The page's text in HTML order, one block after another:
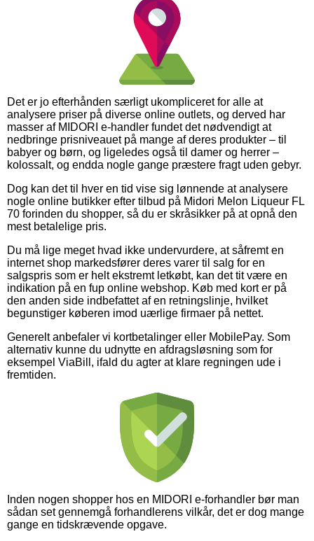
Det er jo efterhånden særligt ukompliceret for alle at
analysere priser på diverse online outlets, og derved har
masser af MIDORI e-handler fundet det nødvendigt at
nedbringe prisniveauet på mange af deres produkter – til
babyer og børn, og ligeledes også til damer og herrer –
kolossalt, og endda nogle gange præstere fragt uden gebyr.
Dog kan det til hver en tid vise sig lønnende at analysere
nogle online butikker efter tilbud på Midori Melon Liqueur FL
70 forinden du shopper, så du er skråsikker på at opnå den
mest betalelige pris.
Du må lige meget hvad ikke undervurdere, at såfremt en
internet shop markedsfører deres varer til salg for en
salgspris som er helt ekstremt letkøbt, kan det tit være en
indikation på en fup online webshop. Køb med kort er på
den anden side indbefattet af en retningslinje, hvilket
begunstiger køberen imod uærlige firmaer på nettet.
Generelt anbefaler vi kortbetalinger eller MobilePay. Som
alternativ kunne du udnytte en afdragsløsning som for
eksempel ViaBill, ifald du agter at klare regningen ude i
fremtiden.
Inden nogen shopper hos en MIDORI e-forhandler bør man
sådan set gennemgå forhandlerens vilkår, det er dog mange
gange en tidskrævende opgave.